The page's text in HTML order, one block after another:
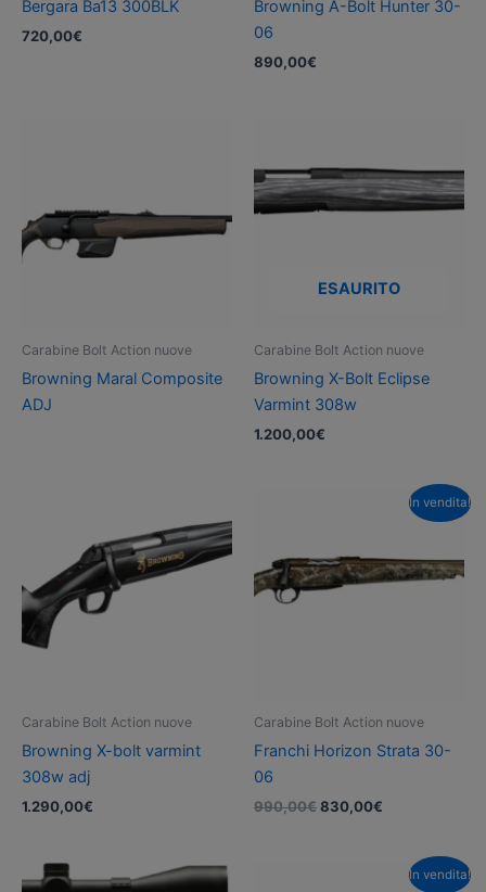
Bergara Ba13 300BLK
720,00€
Browning A-Bolt Hunter 30-
06
890,00€
Carabine Bolt Action nuove
Browning Maral Composite
ADJ
ESAURITO
Carabine Bolt Action nuove
Browning X-Bolt Eclipse
Varmint 308w
1.200,00€
Carabine Bolt Action nuove
Browning X-bolt varmint
308w adj
1.290,00€
In vendita!
Carabine Bolt Action nuove
Franchi Horizon Strata 30-
06
990,00€Il
830,00€
830,00€.
In vendita!